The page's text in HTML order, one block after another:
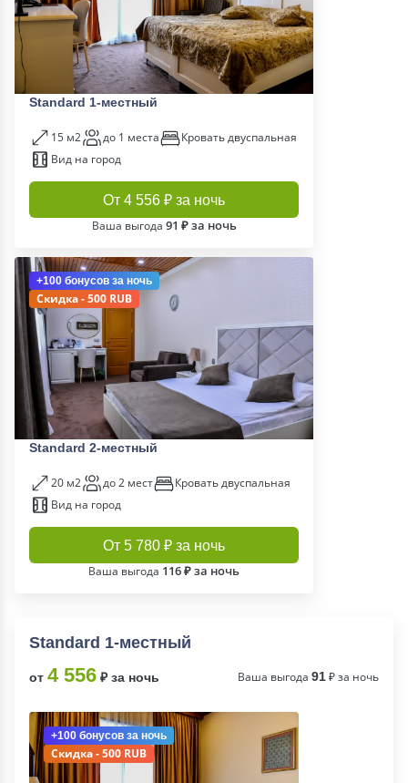
Standard 1-местный
15 м2 до 1 места
Кровать двуспальная
Вид на город
От 4 556 ₽ за ночь
Ваша выгода 91 ₽ за ночь
+100 бонусов за ночь
Скидка - 500 RUB
Standard 2-местный
20 м2 до 2 мест
Кровать двуспальная
Вид на город
От 5 780 ₽ за ночь
Ваша выгода 116 ₽ за ночь
Standard 1-местный
от 4 556 ₽ за ночь Ваша выгода 91₽ за ночь
+100 бонусов за ночь
Скидка - 500 RUB